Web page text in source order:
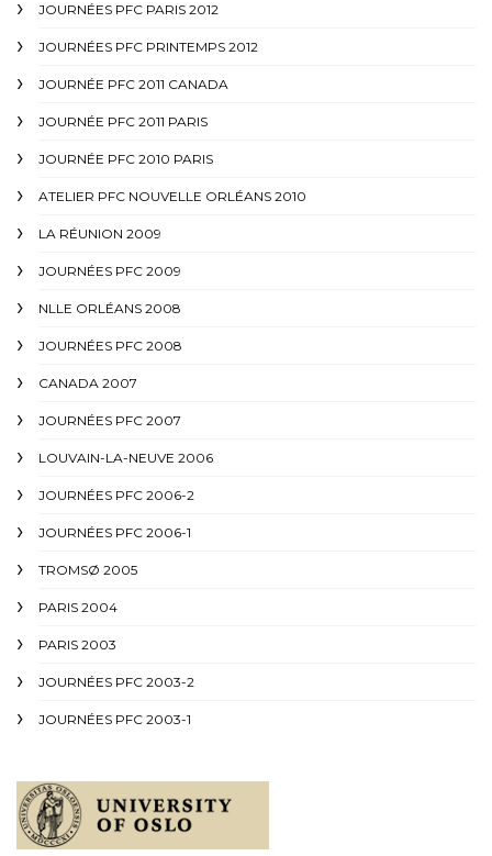
JOURNÉES PFC PARIS 2012
JOURNÉES PFC PRINTEMPS 2012
JOURNÉE PFC 2011 CANADA
JOURNÉE PFC 2011 PARIS
JOURNÉE PFC 2010 PARIS
ATELIER PFC NOUVELLE ORLÉANS 2010
LA RÉUNION 2009
JOURNÉES PFC 2009
NLLE ORLÉANS 2008
JOURNÉES PFC 2008
CANADA 2007
JOURNÉES PFC 2007
LOUVAIN-LA-NEUVE 2006
JOURNÉES PFC 2006-2
JOURNÉES PFC 2006-1
TROMSØ 2005
PARIS 2004
PARIS 2003
JOURNÉES PFC 2003-2
JOURNÉES PFC 2003-1